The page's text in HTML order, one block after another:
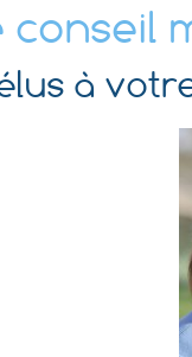
conseil
élus à